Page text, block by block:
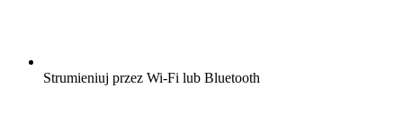
Strumieniuj przez Wi-Fi lub Bluetooth